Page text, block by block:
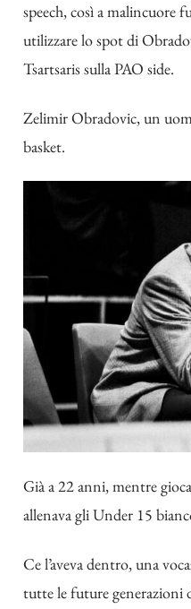
speech, così a malincuore
utilizzare lo spot di
Tsartsaris sulla PAO side.
Zelimir Obradovic, un
basket.
Già a 22 anni, mentre
allenava gli Under 15
Ce l’aveva dentro, una
tutte le future generazioni